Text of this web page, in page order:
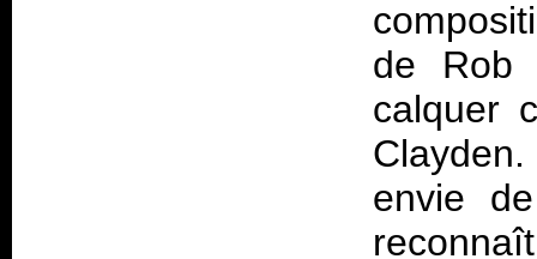
de Rob
calquer
envie